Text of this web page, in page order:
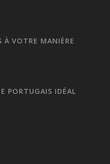
À VOTRE MANIÈRE
PORTUGAIS IDÉAL